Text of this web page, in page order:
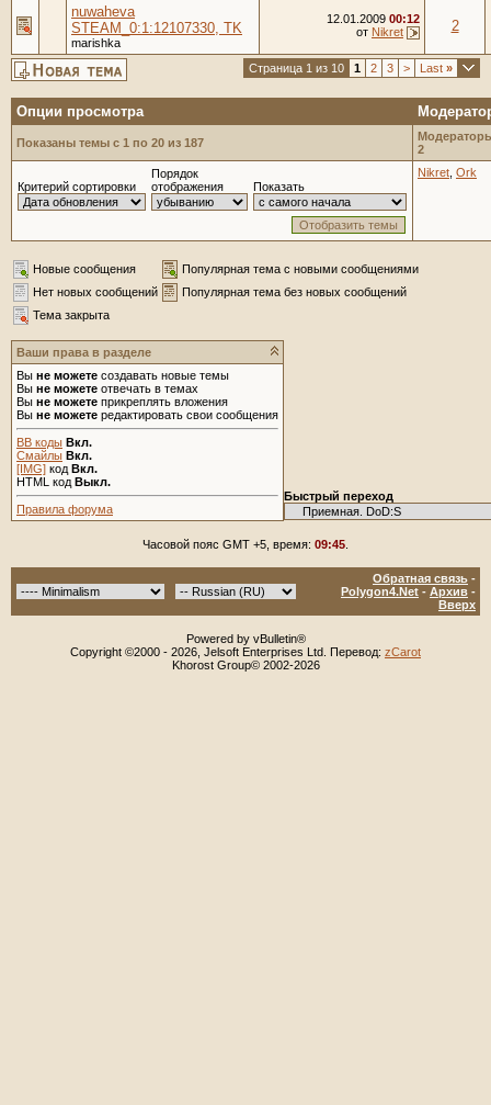
nuwaheva
STEAM_0:1:12107330, TK
marishka
12.01.2009 00:12
от Nikret 2
Страница 1 из 10 1 2 3 > Last »
Опции просмотра
Показаны темы с 1 по 20 из 187
2
Критерий сортировки
Порядок
отображения
Показать
Nikret Ork
Новые сообщения
Популярная тема с новыми сообщениями
Нет новых сообщений
Популярная тема без новых сообщений
Тема закрыта
Ваши права в разделе
Вы не можете создавать новые темы
Вы не можете отвечать в темах
Вы не можете прикреплять вложения
Вы не можете редактировать свои сообщения
BB коды Вкл.
Смайлы Вкл.
[IMG] код Вкл.
HTML код Выкл.
Правила форума
Быстрый переход
Часовой пояс GMT +5, время: 09:45
Обратная связь -
Polygon4.Net - Архив -
Вверх
Powered by vBulletin®
Copyright ©2000 - 2026, Jelsoft Enterprises Ltd. Перевод: zCarot
Khorost Group© 2002-2026